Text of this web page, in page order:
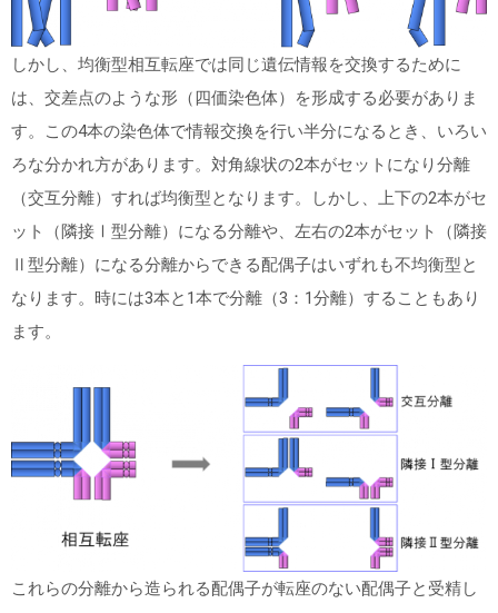
しかし、均衡型相互転座では同じ遺伝情報を交換するために
は、交差点のような形（四価染色体）を形成する必要がありま
す。この4本の染色体で情報交換を行い半分になるとき、いろい
ろな分かれ方があります。対角線状の2本がセットになり分離
（交互分離）すれば均衡型となります。しかし、上下の2本がセ
ット（隣接Ⅰ型分離）になる分離や、左右の2本がセット（隣接
Ⅱ型分離）になる分離からできる配偶子はいずれも不均衡型と
なります。時には3本と 1本で分離（3 ： 1分離）することもあり
ます。
これらの分離から造られる配偶子が転座のない配偶子と受精し